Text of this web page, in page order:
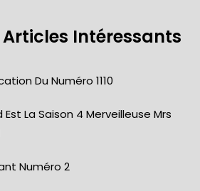
Articles Intéressants
Du Numéro 1110
Est La Saison 4 Merveilleuse Mrs
Numéro 2